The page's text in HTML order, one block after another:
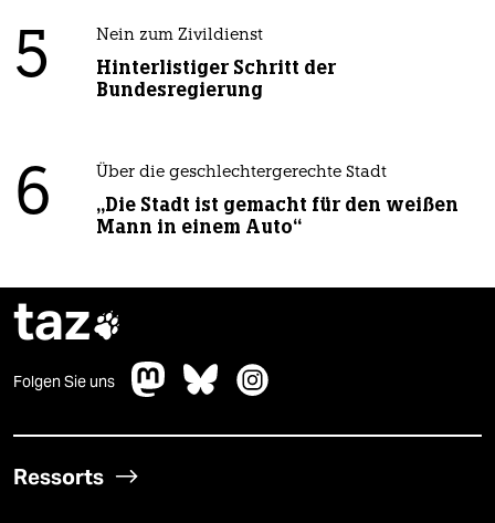
5 Nein zum Zivildienst
Hinterlistiger Schritt der
Bundesregierung
6 Über die geschlechtergerechte Stadt
„Die Stadt ist gemacht für den weißen
Mann in einem Auto“
taz
Folgen Sie uns
Ressorts